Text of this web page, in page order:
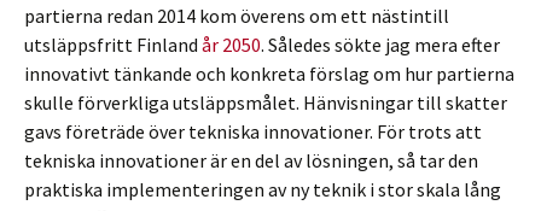
partierna redan 2014 kom överens om ett nästintill
utsläppsfritt Finland år 2050. Således sökte jag mera efter
innovativt tänkande och konkreta förslag om hur partierna
skulle förverkliga utsläppsmålet. Hänvisningar till skatter
gavs företräde över tekniska innovationer. För trots att
tekniska innovationer är en del av lösningen, så tar den
praktiska implementeringen av ny teknik i stor skala lång